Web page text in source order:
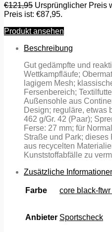
€121,95 Ursprünglicher Preis
Preis ist: €87,95.
Produkt ansehen
Beschreibung
Gut gedämpfte und
Wettkampfläufe;
lagigem Mesh;
Fersenbereich;
Außensohle aus
Design; reguläre, etwas
462 g/Gr. 42 (Paar);
Ferse: 27 mm; für
Straße und Park; dieses
aus recycelten
Kunststoffabfälle zu
Zusätzliche
Farbe core black-
Anbieter Sportscheck